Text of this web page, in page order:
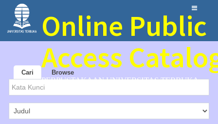
Online Public
Access
PERPUSTAKAAN UNIVERSITAS TERBUKA
Cari Browse